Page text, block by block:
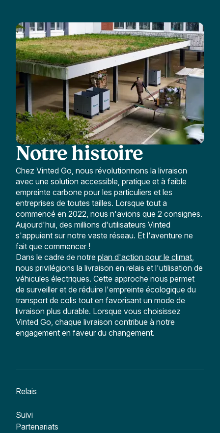
Notre histoire
Chez Vinted Go, nous révolutionnons la livraison
avec une solution accessible, pratique et à faible
empreinte carbone pour les particuliers et les
entreprises de toutes tailles. Lorsque tout a
commencé en 2022, nous n'avions que 2 consignes.
Aujourd'hui, des millions d'utilisateurs Vinted
s'appuient sur notre vaste réseau. Et l'aventure ne
fait que commencer !
Dans le cadre de notre plan d'action pour le climat
nous privilégions la livraison en relais et l'utilisation de
véhicules électriques. Cette approche nous permet
de surveiller et de réduire l'empreinte écologique du
transport de colis tout en favorisant un mode de
livraison plus durable. Lorsque vous choisissez
Vinted Go, chaque livraison contribue à notre
engagement en faveur du changement.
Relais
Suivi
Partenariats